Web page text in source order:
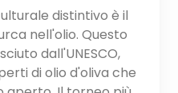
distintivo è il
nell'olio. Questo
dall'UNESCO,
di olio d'oliva che